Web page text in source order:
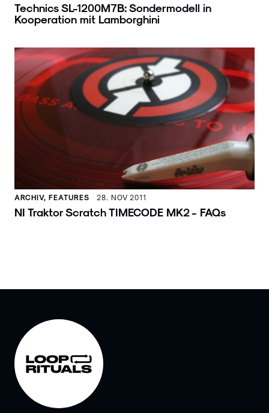
Technics SL-1200M7B: Sondermodell in
Kooperation mit Lamborghini
ARCHIV, FEATURES 28. NOV 2011
NI Traktor Scratch TIMECODE MK2 - FAQs